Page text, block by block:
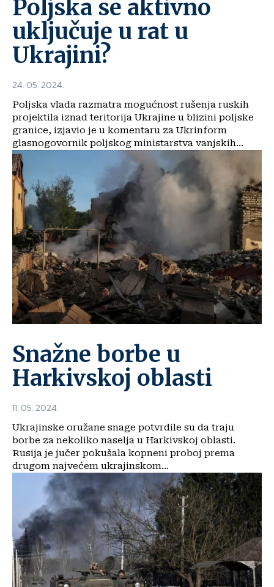
Poljska se aktivno
uključuje u rat u
Ukrajini?
24. 05. 2024.
Poljska vlada razmatra mogućnost rušenja ruskih
projektila iznad teritorija Ukrajine u blizini poljske
granice, izjavio je u komentaru za Ukrinform
glasnogovornik poljskog ministarstva vanjskih...
Snažne borbe u
Harkivskoj oblasti
11. 05. 2024.
Ukrajinske oružane snage potvrdile su da traju
borbe za nekoliko naselja u Harkivskoj oblasti.
Rusija je jučer pokušala kopneni proboj prema
drugom najvećem ukrajinskom...